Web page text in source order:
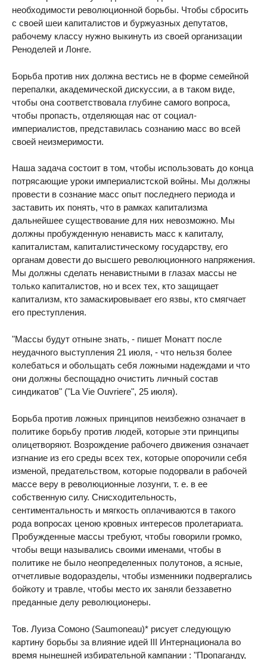
необходимости революционной борьбы. Чтобы сбросить
с своей шеи капиталистов и буржуазных депутатов,
рабочему классу нужно выкинуть из своей организации
Реноделей и Лонге.
Борьба против них должна вестись не в форме семейной
перепалки, академической дискуссии, а в таком виде,
чтобы она соответствовала глубине самого вопроса,
чтобы пропасть, отделяющая нас от социал-
империалистов, представилась сознанию масс во всей
своей неизмеримости.
Наша задача состоит в том, чтобы использовать до конца
потрясающие уроки империалистской войны. Мы должны
провести в сознание масс опыт последнего периода и
заставить их понять, что в рамках капитализма
дальнейшее существование для них невозможно. Мы
должны пробужденную ненависть масс к капиталу,
капиталистам, капиталистическому государству, его
органам довести до высшего революционного напряжения.
Мы должны сделать ненавистными в глазах массы не
только капиталистов, но и всех тех, кто защищает
капитализм, кто замаскировывает его язвы, кто смягчает
его преступления.
"Массы будут отныне знать, - пишет Монатт после
неудачного выступления 21 июля, - что нельзя более
колебаться и обольщать себя ложными надеждами и что
они должны беспощадно очистить личный состав
синдикатов" ("La Vie Ouvriere", 25 июля).
Борьба против ложных принципов неизбежно означает в
политике борьбу против людей, которые эти принципы
олицетворяют. Возрождение рабочего движения означает
изгнание из его среды всех тех, которые опорочили себя
изменой, предательством, которые подорвали в рабочей
массе веру в революционные лозунги, т. е. в ее
собственную силу. Снисходительность,
сентиментальность и мягкость оплачиваются в такого
рода вопросах ценою кровных интересов пролетариата.
Пробужденные массы требуют, чтобы говорили громко,
чтобы вещи назывались своими именами, чтобы в
политике не было неопределенных полутонов, а ясные,
отчетливые водоразделы, чтобы изменники подвергались
бойкоту и травле, чтобы место их заняли беззаветно
преданные делу революционеры.
Тов. Луиза Сомоно (Saumoneau)* рисует следующую
картину борьбы за влияние идей III Интернационала во
время нынешней избирательной кампании : "Пропаганду,